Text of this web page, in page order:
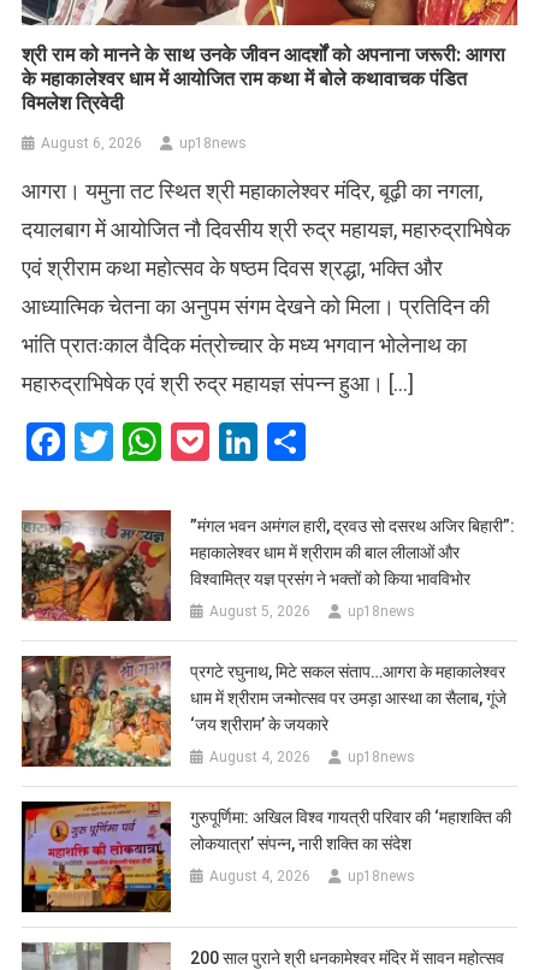
​श्री राम को मानने के साथ उनके जीवन आदर्शों को अपनाना जरूरी: आगरा
के महाकालेश्वर धाम में आयोजित राम कथा में बोले कथावाचक पंडित
विमलेश त्रिवेदी
August 6, 2026 up18news
आगरा। यमुना तट स्थित श्री महाकालेश्वर मंदिर, बूढ़ी का नगला,
दयालबाग में आयोजित नौ दिवसीय श्री रुद्र महायज्ञ, महारुद्राभिषेक
एवं श्रीराम कथा महोत्सव के षष्ठम दिवस श्रद्धा, भक्ति और
आध्यात्मिक चेतना का अनुपम संगम देखने को मिला। प्रतिदिन की
भांति प्रातःकाल वैदिक मंत्रोच्चार के मध्य भगवान भोलेनाथ का
महारुद्राभिषेक एवं श्री रुद्र महायज्ञ संपन्न हुआ। […]
Facebook
Twitter
WhatsApp
PocketLinkedIn
​”मंगल भवन अमंगल हारी, द्रवउ सो दसरथ अजिर बिहारी”:
महाकालेश्वर धाम में श्रीराम की बाल लीलाओं और
विश्वामित्र यज्ञ प्रसंग ने भक्तों को किया भावविभोर
August 5, 2026 up18news
प्रगटे रघुनाथ, मिटे सकल संताप…आगरा के महाकालेश्वर
धाम में श्रीराम जन्मोत्सव पर उमड़ा आस्था का सैलाब, गूंजे
‘जय श्रीराम’ के जयकारे
August 4, 2026 up18news
गुरुपूर्णिमा: अखिल विश्व गायत्री परिवार की ‘महाशक्ति की
लोकयात्रा’ संपन्न, नारी शक्ति का संदेश
August 4, 2026 up18news
200 साल पुराने श्री धनकामेश्वर मंदिर में सावन महोत्सव